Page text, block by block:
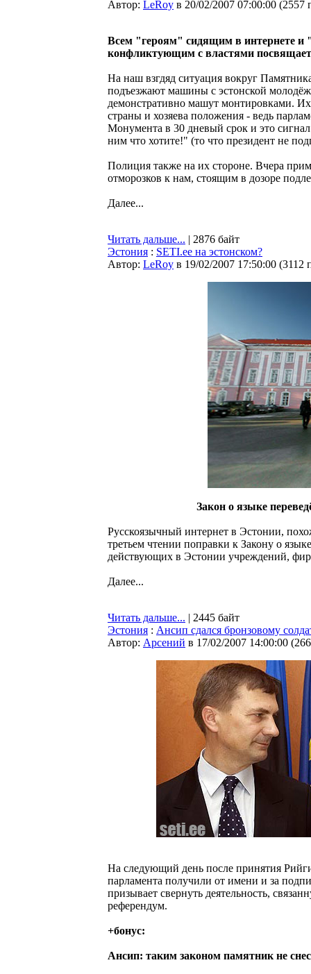
Автор: LeRoy в 20/02/2007 07:00:00 (2557
Всем "героям" сидящим в интернете и
конфликтующим с властями
На наш взгдяд ситуация вокруг
подъезжают машины с эстонской
демонстративно машут монтировками.
страны и хозяева положения - ведь
Монумента в 30 дневый срок и это
ним что хотите!" (то что президент не
Полиция также на их стороне. Вчера
отморозков к нам, стоящим в дозоре
Далее...
Читать дальше... | 2876 байт
Эстония : SETI.ee на эстонском?
Автор: LeRoy в 19/02/2007 17:50:00 (3112
Закон о языке
Русскоязычный интернет в Эстонии,
третьем чтении поправки к Закону о
действующих в Эстонии учреждений,
Далее...
Читать дальше... | 2445 байт
Эстония : Ансип сдался бронзовому
Автор: Арсений в 17/02/2007 14:00:00 (
На следующий день после принятия
парламента получили от имени и за
призывает свернуть деятельность,
референдум.
+бонус:
Ансип: таким законом памятник не